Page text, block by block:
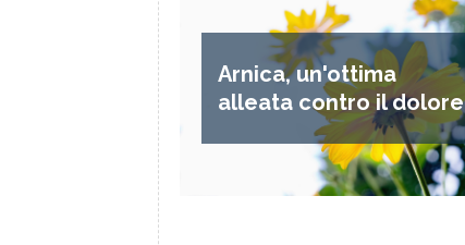
Arnica, un'ottima
alleata contro il dolore